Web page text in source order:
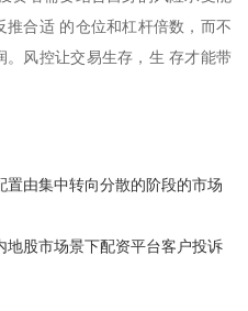
合适 的仓位和杠杆倍数，而不
风控让交易生存，生 存才能带
由集中转向分散的阶段的市场
地股市场景下配资平台客户投诉